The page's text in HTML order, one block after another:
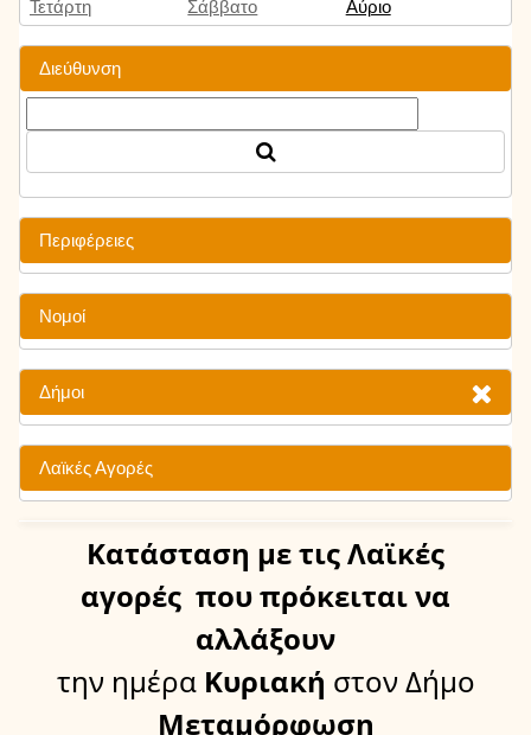
Τετάρτη
Σάββατο
Αύριο
Διεύθυνση
Περιφέρειες
Νομοί
Δήμοι
Λαϊκές Αγορές
Κατάσταση με τις Λαϊκές
αγορές που πρόκειται να
αλλάξουν
την ημέραΚυριακή στον Δήμο
Μεταμόρφωση